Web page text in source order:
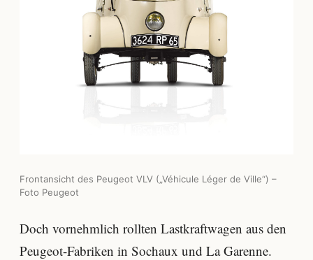
Frontansicht des Peugeot VLV („Véhicule Léger de Ville“) –
Foto Peugeot
Doch vornehmlich rollten Lastkraftwagen aus den
Peugeot-Fabriken in Sochaux und La Garenne.